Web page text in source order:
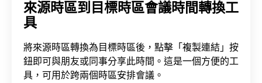
來源時區到目標時區會議時間轉換工
具
將來源時區轉換為目標時區後，點擊「複製連結」按
鈕即可與朋友或同事分享此時間。這是一個方便的工
具，可用於跨兩個時區安排會議。